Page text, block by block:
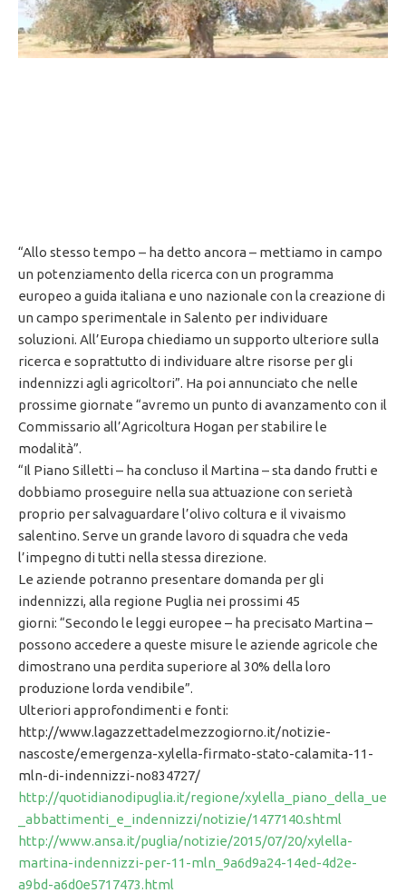
“Allo stesso tempo – ha detto ancora – mettiamo in campo
un potenziamento della ricerca con un programma
europeo a guida italiana e uno nazionale con la creazione di
un campo sperimentale in Salento per individuare
soluzioni. All’Europa chiediamo un supporto ulteriore sulla
ricerca e soprattutto di individuare altre risorse per gli
indennizzi agli agricoltori”. Ha poi annunciato che nelle
prossime giornate “avremo un punto di avanzamento con il
Commissario all’Agricoltura Hogan per stabilire le
modalità”.
“Il Piano Silletti – ha concluso il Martina – sta dando frutti e
dobbiamo proseguire nella sua attuazione con serietà
proprio per salvaguardare l’olivo coltura e il vivaismo
salentino. Serve un grande lavoro di squadra che veda
l’impegno di tutti nella stessa direzione.
Le aziende potranno presentare domanda per gli
indennizzi, alla regione Puglia nei prossimi 45
giorni: “Secondo le leggi europee – ha precisato Martina –
possono accedere a queste misure le aziende agricole che
dimostrano una perdita superiore al 30% della loro
produzione lorda vendibile”.
Ulteriori approfondimenti e fonti:
http://www.lagazzettadelmezzogiorno.it/notizie-
nascoste/emergenza-xylella-firmato-stato-calamita-11-
mln-di-indennizzi-no834727/
http://quotidianodipuglia.it/regione/xylella_piano_della_ue
_abbattimenti_e_indennizzi/notizie/1477140.shtml
http://www.ansa.it/puglia/notizie/2015/07/20/xylella-
martina-indennizzi-per-11-mln_9a6d9a24-14ed-4d2e-
a9bd-a6d0e5717473.html